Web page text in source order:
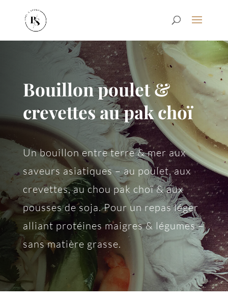
Bouillon poulet &
crevettes au pak choï
Un bouillon entre terre & mer aux
saveurs asiatiques – au poulet, aux
crevettes, au chou pak choï & aux
pousses de soja. Pour un repas léger
alliant protéines maigres & légumes –
sans matière grasse.